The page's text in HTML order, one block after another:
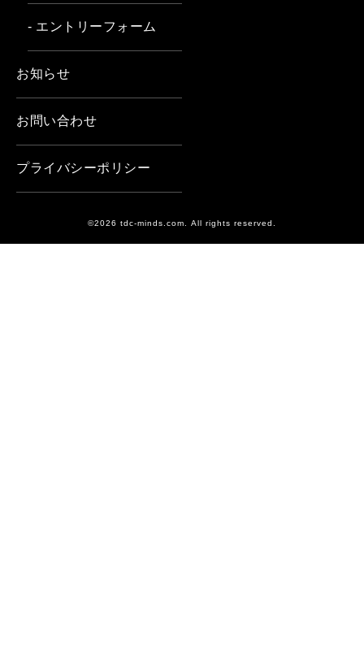
- エントリーフォーム
お知らせ
お問い合わせ
プライバシーポリシー
©2026 tdc-minds.com. All rights reserved.